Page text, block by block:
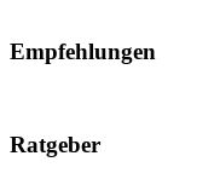
Empfehlungen
Ratgeber